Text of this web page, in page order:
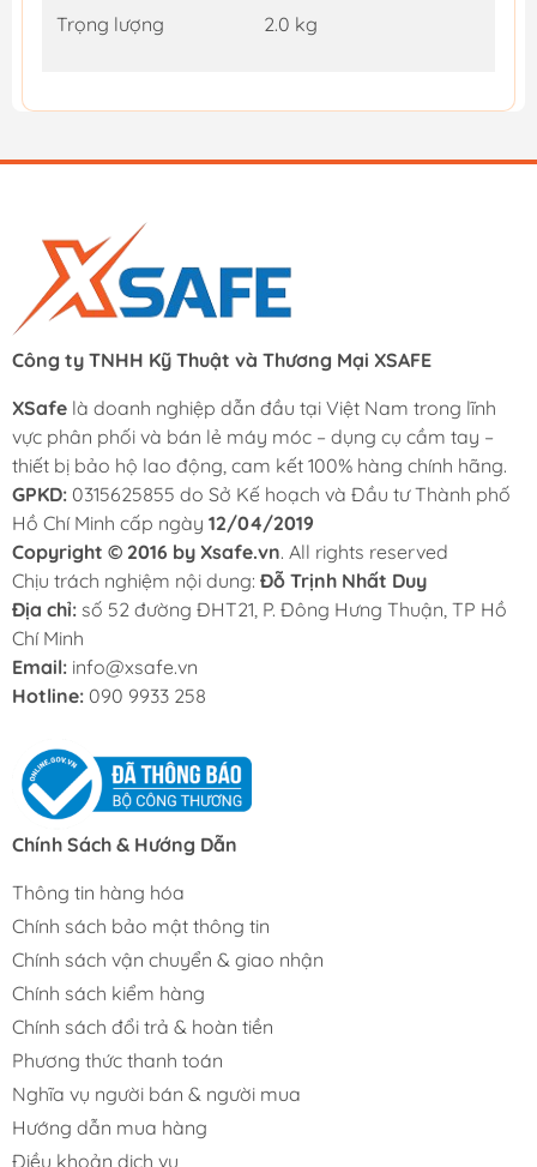
Trọng lượng 2.0 kg
Công ty TNHH Kỹ Thuật và Thương Mại XSAFE
XSafe là doanh nghiệp dẫn đầu tại Việt Nam trong lĩnh
vực phân phối và bán lẻ máy móc – dụng cụ cầm tay –
thiết bị bảo hộ lao động, cam kết 100% hàng chính hãng.
GPKD: 0315625855 do Sở Kế hoạch và Đầu tư Thành phố
Hồ Chí Minh cấp ngày 12/04/2019
Copyright © 2016 by Xsafe.vn. All rights reserved
Chịu trách nghiệm nội dung: Đỗ Trịnh Nhất Duy
Địa chỉ: số 52 đường ĐHT21, P. Đông Hưng Thuận, TP Hồ
Chí Minh
Email: info@xsafe.vn
Hotline: 090 9933 258
Chính Sách & Hướng Dẫn
Thông tin hàng hóa
Chính sách bảo mật thông tin
Chính sách vận chuyển & giao nhận
Chính sách kiểm hàng
Chính sách đổi trả & hoàn tiền
Phương thức thanh toán
Nghĩa vụ người bán & người mua
Hướng dẫn mua hàng
Điều khoản dịch vụ